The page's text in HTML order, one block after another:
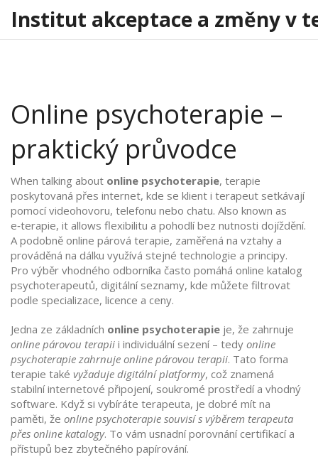
Institut akceptace a změny v
Online psychoterapie –
praktický průvodce
When talking about online psychoterapie, terapie
poskytovaná přes internet, kde se klient i terapeut setkávají
pomocí videohovoru, telefonu nebo chatu. Also known as
e‑terapie, it allows flexibilitu a pohodlí bez nutnosti dojíždění.
A podobně online párová terapie, zaměřená na vztahy a
prováděná na dálku využívá stejné technologie a principy.
Pro výběr vhodného odborníka často pomáhá online katalog
psychoterapeutů, digitální seznamy, kde můžete filtrovat
podle specializace, licence a ceny.
Jedna ze základních online psychoterapie je, že zahrnuje
online párovou terapii i individuální sezení – tedy online
psychoterapie zahrnuje online párovou terapii. Tato forma
terapie také vyžaduje digitální platformy, což znamená
stabilní internetové připojení, soukromé prostředí a vhodný
software. Když si vybíráte terapeuta, je dobré mít na
paměti, že online psychoterapie souvisí s výběrem terapeuta
přes online katalogy. To vám usnadní porovnání certifikací a
přístupů bez zbytečného papírování.